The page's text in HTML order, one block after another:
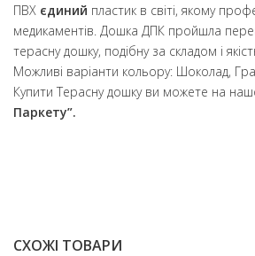
ПВХ єдиний пластик в світі, якому
медикаментів. Дошка ДПК пройшла
терасну дошку, подібну за складом і
Можливі варіанти кольору: Шоколад,
Купити Терасну дошку ви можете на
Паркету”.
СХОЖІ ТОВАРИ